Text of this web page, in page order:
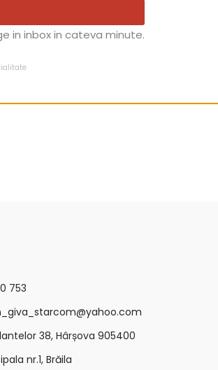
753
38, Hârșova 905400
nr.1, Brăila
in inbox in cateva minute.